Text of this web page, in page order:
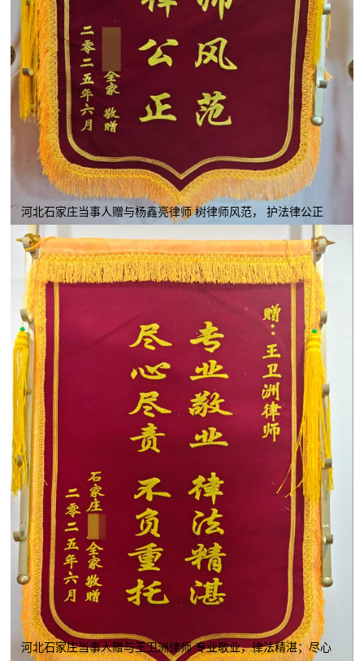
河北石家庄当事人赠与杨鑫亮律师 树律师风范， 护法律公正
河北石家庄当事人赠与王卫洲律师 专业敬业，律法精湛；尽心